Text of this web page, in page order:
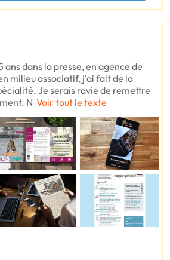
ans dans la presse, en agence de
milieu associatif, j'ai fait de la
Je serais ravie de remettre
N Voir tout le texte